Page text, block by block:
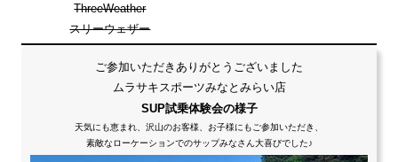
ThreeWeather
スリーウェザー
ご参加いただきありがとうございました
ムラサキスポーツみなとみらい店
SUP試乗体験会の様子
天気にも恵まれ、沢山のお客様、お子様にもご参加いただき、
素敵なローケーションでのサップみなさん大喜びでした♪